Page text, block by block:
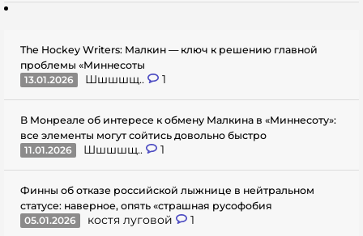
The Hockey Writers: Малкин — ключ к решению главной
проблемы «Миннесоты
13.01.2026
Шшшшщ.. 1
В Монреале об интересе к обмену Малкина в «Миннесоту»:
все элементы могут сойтись довольно быстро
11.01.2026
Шшшшщ.. 1
Финны об отказе российской лыжнице в нейтральном
статусе: наверное, опять «страшная русофобия
05.01.2026
костя луговой 1